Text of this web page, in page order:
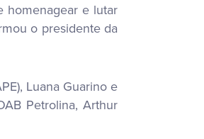
homenagear e lutar
o presidente da
Luana Guarino e
Petrolina, Arthur